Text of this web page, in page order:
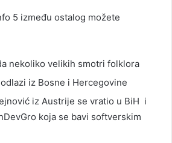
5 između ostalog možete
nekoliko velikih smotri folklora
iz Bosne i Hercegovine
iz Austrije se vratio u BiH i
koja se bavi softverskim